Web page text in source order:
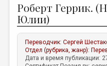
ЖАНРЫ
АВТОРЫ
КОММЕНТАРИИ
Роберт Геррик.
Юлии)
Переводчик:Сергей
Отдел (рубрика, жанр):
Дата и время публикации: